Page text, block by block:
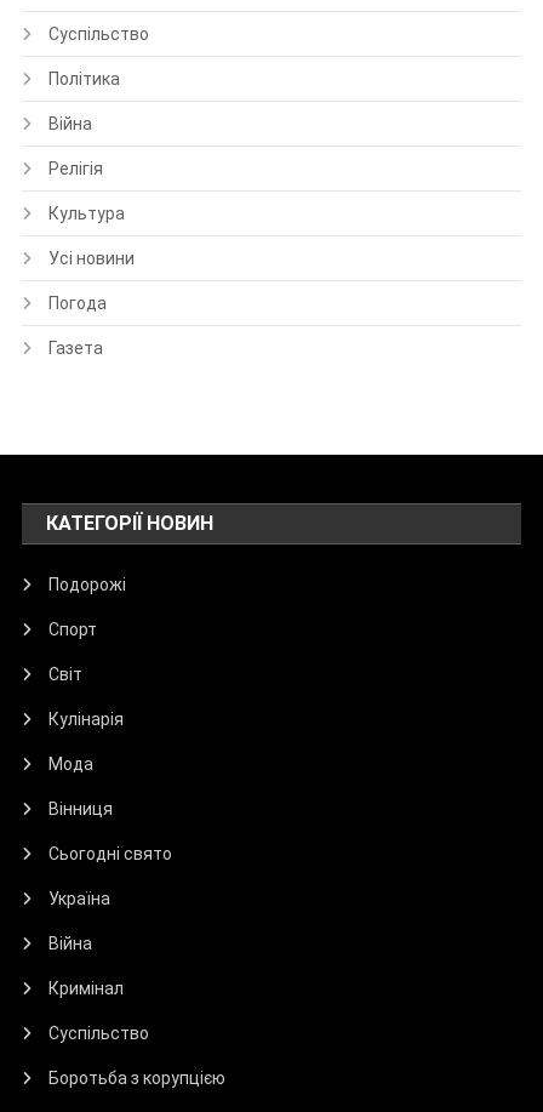
Суспільство
Політика
Війна
Релігія
Культура
Усі новини
Погода
Газета
КАТЕГОРІЇ НОВИН
Подорожі
Спорт
Світ
Кулінарія
Мода
Вінниця
Сьогодні свято
Україна
Війна
Кримінал
Суспільство
Боротьба з корупцією